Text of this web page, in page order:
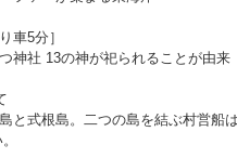
車5分］
神社 13の神が祀られることが由来
と式根島。二つの島を結ぶ村営船